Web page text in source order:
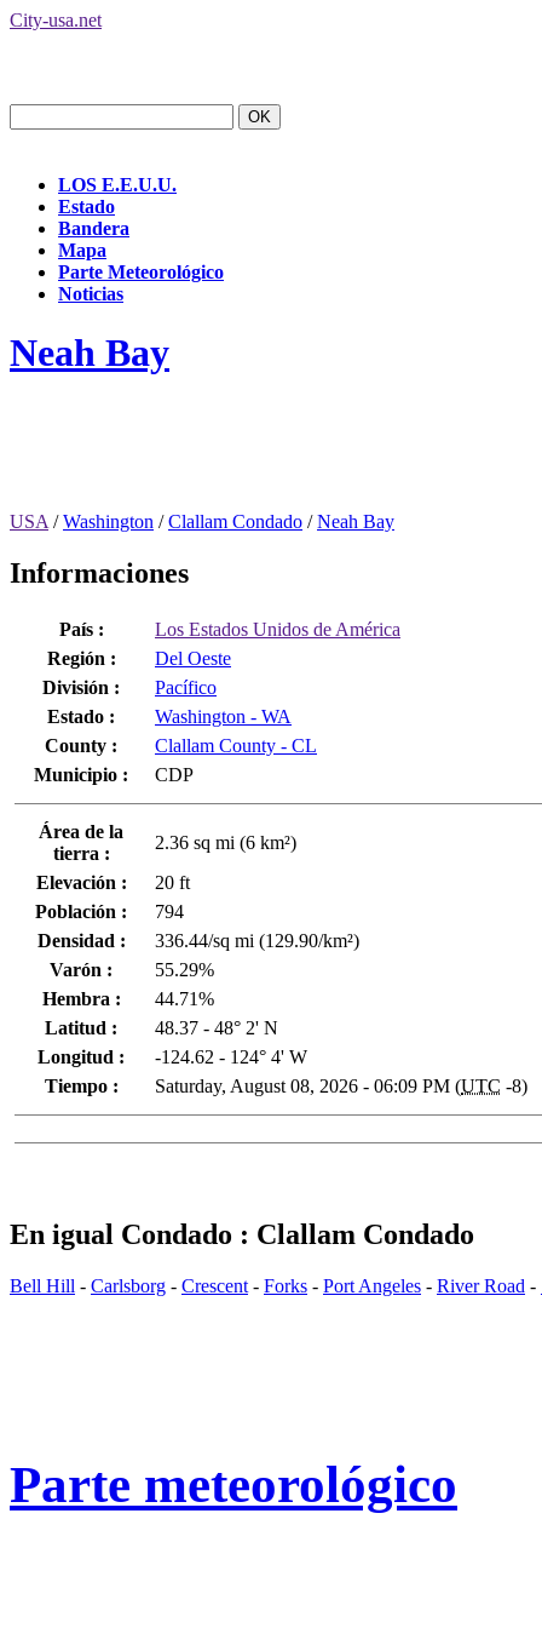
City-usa.net
LOS E.E.U.U.
Estado
Bandera
Mapa
Parte Meteorológico
Noticias
Neah Bay
USA /Washington /Clallam Condado /Neah Bay
Informaciones
País :
Los Estados Unidos de América
Región :
Del Oeste
División :
Pacífico
Estado :
Washington - WA
County :
Clallam County - CL
Municipio :
CDP
Área de la
tierra :
2.36 sq mi (6 km²)
Elevación :
20 ft
Población :
794
Densidad :
336.44/sq mi (129.90/km²)
Varón :
55.29%
Hembra :
44.71%
Latitud :
48.37 - 48° 2' N
Longitud :
-124.62 - 124° 4' W
Tiempo :
Saturday, August 08, 2026 - 06:09 PM (UTC -8)
En igual Condado : Clallam Condado
Bell Hill - Carlsborg - Crescent - Forks - Port Angeles - River Road -
Parte meteorológico